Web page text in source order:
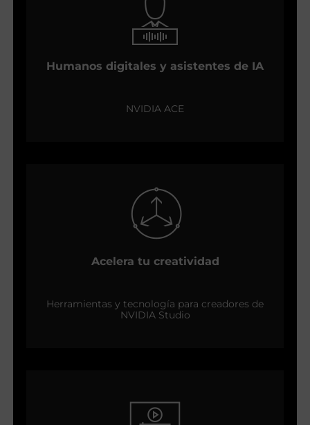
Humanos digitales y asistentes de IA
NVIDIA ACE
Acelera tu creatividad
Herramientas y tecnología para creadores de
NVIDIA Studio